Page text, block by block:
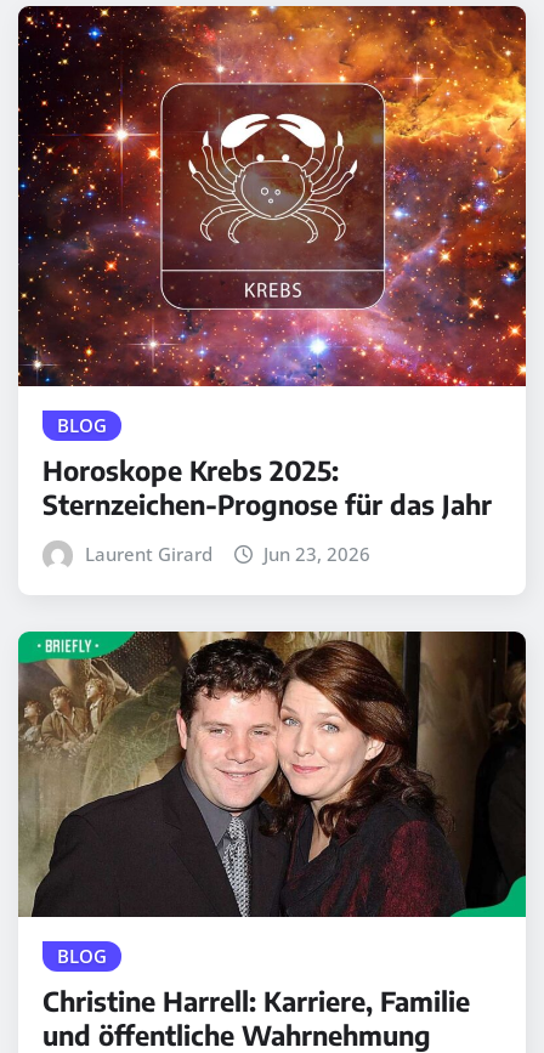
BLOG
Horoskope Krebs 2025:
Sternzeichen-Prognose für das Jahr
Laurent Girard Jun 23, 2026
BLOG
Christine Harrell: Karriere, Familie
und öffentliche Wahrnehmung